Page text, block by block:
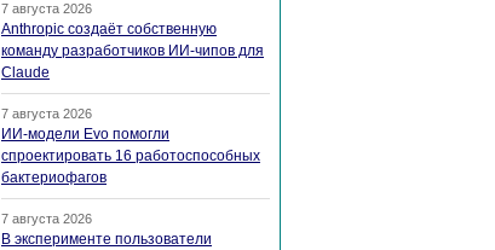
7 августа 2026
Anthropic создаёт собственную
команду разработчиков ИИ-чипов для
Claude
7 августа 2026
ИИ-модели Evo помогли
спроектировать 16 работоспособных
бактериофагов
7 августа 2026
В эксперименте пользователи